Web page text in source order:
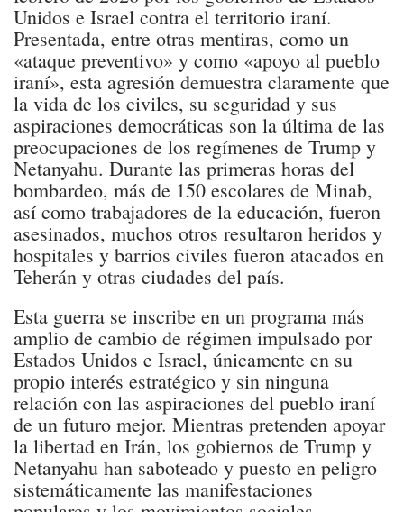
Unidos e Israel contra el territorio iraní.
Presentada, entre otras mentiras, como un
«ataque preventivo» y como «apoyo al pueblo
iraní», esta agresión demuestra claramente que
la vida de los civiles, su seguridad y sus
aspiraciones democráticas son la última de las
preocupaciones de los regímenes de Trump y
Netanyahu. Durante las primeras horas del
bombardeo, más de 150 escolares de Minab,
así como trabajadores de la educación, fueron
asesinados, muchos otros resultaron heridos y
hospitales y barrios civiles fueron atacados en
Teherán y otras ciudades del país.
Esta guerra se inscribe en un programa más
amplio de cambio de régimen impulsado por
Estados Unidos e Israel, únicamente en su
propio interés estratégico y sin ninguna
relación con las aspiraciones del pueblo iraní
de un futuro mejor. Mientras pretenden apoyar
la libertad en Irán, los gobiernos de Trump y
Netanyahu han saboteado y puesto en peligro
sistemáticamente las manifestaciones